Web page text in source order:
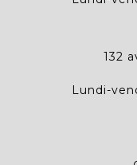
132
Lundi-